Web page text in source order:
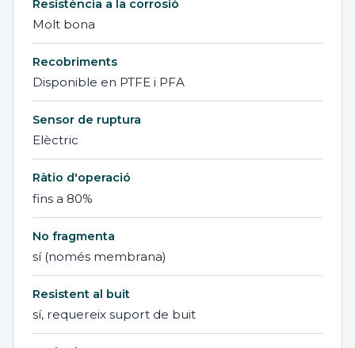
Resistència a la corrosió
Molt bona
Recobriments
Disponible en PTFE i PFA
Sensor de ruptura
Elèctric
Ràtio d'operació
fins a 80%
No fragmenta
sí (només membrana)
Resistent al buit
sí, requereix suport de buit